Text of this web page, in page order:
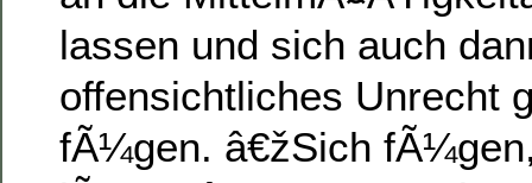
lassen und sich auch
offensichtliches Unrecht
fÃ¼gen. â€žSich